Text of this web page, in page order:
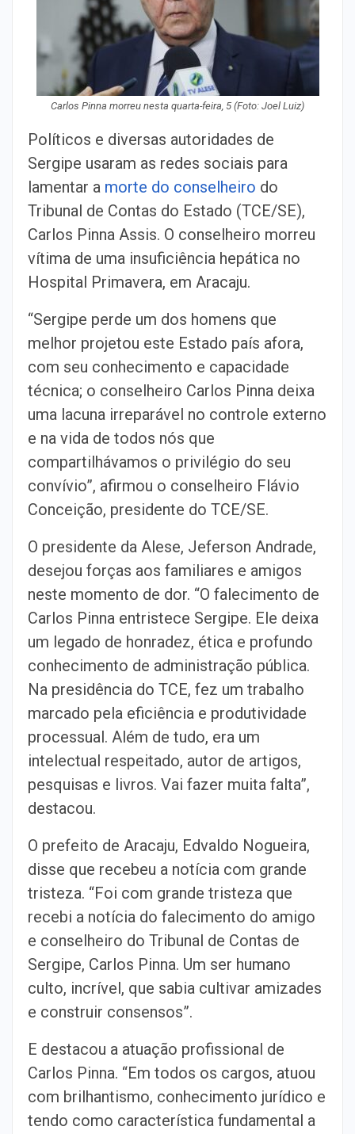
Carlos Pinna morreu nesta quarta-feira, 5 (Foto: Joel Luiz)
Políticos e diversas autoridades de
Sergipe usaram as redes sociais para
lamentar a morte do conselheiro do
Tribunal de Contas do Estado (TCE/SE),
Carlos Pinna Assis. O conselheiro morreu
vítima de uma insuficiência hepática no
Hospital Primavera, em Aracaju.
“Sergipe perde um dos homens que
melhor projetou este Estado país afora,
com seu conhecimento e capacidade
técnica; o conselheiro Carlos Pinna deixa
uma lacuna irreparável no controle externo
e na vida de todos nós que
compartilhávamos o privilégio do seu
convívio”, afirmou o conselheiro Flávio
Conceição, presidente do TCE/SE.
O presidente da Alese, Jeferson Andrade,
desejou forças aos familiares e amigos
neste momento de dor. “O falecimento de
Carlos Pinna entristece Sergipe. Ele deixa
um legado de honradez, ética e profundo
conhecimento de administração pública.
Na presidência do TCE, fez um trabalho
marcado pela eficiência e produtividade
processual. Além de tudo, era um
intelectual respeitado, autor de artigos,
pesquisas e livros. Vai fazer muita falta”,
destacou.
O prefeito de Aracaju, Edvaldo Nogueira,
disse que recebeu a notícia com grande
tristeza. “Foi com grande tristeza que
recebi a notícia do falecimento do amigo
e conselheiro do Tribunal de Contas de
Sergipe, Carlos Pinna. Um ser humano
culto, incrível, que sabia cultivar amizades
e construir consensos”.
E destacou a atuação profissional de
Carlos Pinna. “Em todos os cargos, atuou
com brilhantismo, conhecimento jurídico e
tendo como característica fundamental a